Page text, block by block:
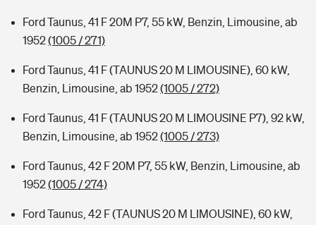
Ford Taunus, 41 F 20M P7, 55 kW, Benzin, Limousine, ab
1952(1005 / 271)
Ford Taunus, 41 F (TAUNUS 20 M LIMOUSINE), 60 kW,
Benzin, Limousine, ab 1952(1005 / 272)
Ford Taunus, 41 F (TAUNUS 20 M LIMOUSINE P7), 92 kW,
Benzin, Limousine, ab 1952(1005 / 273)
Ford Taunus, 42 F 20M P7, 55 kW, Benzin, Limousine, ab
1952(1005 / 274)
Ford Taunus, 42 F (TAUNUS 20 M LIMOUSINE), 60 kW,